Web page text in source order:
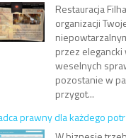
Restauracja
organizacji
przez
weselnych
pozostanie w
przygot...
prawny dla każdego